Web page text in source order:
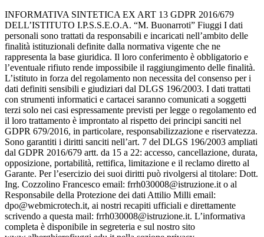
INFORMATIVA SINTETICA EX ART 13 GDPR 2016/679
DELL’ISTITUTO I.P.S.S.E.O.A. “M. Buonarroti” Fiuggi I dati
personali sono trattati da responsabili e incaricati nell’ambito delle
finalità istituzionali definite dalla normativa vigente che ne
rappresenta la base giuridica. Il loro conferimento è obbligatorio e
l’eventuale rifiuto rende impossibile il raggiungimento delle finalità.
L’istituto in forza del regolamento non necessita del consenso per i
dati definiti sensibili e giudiziari dal DLGS 196/2003. I dati trattati
con strumenti informatici e cartacei saranno comunicati a soggetti
terzi solo nei casi espressamente previsti per legge o regolamento ed
il loro trattamento è improntato al rispetto dei principi sanciti nel
GDPR 679/2016, in particolare, responsabilizzazione e riservatezza.
Sono garantiti i diritti sanciti nell’art. 7 del DLGS 196/2003 ampliati
dal GDPR 2016/679 artt. da 15 a 22: accesso, cancellazione, durata,
opposizione, portabilità, rettifica, limitazione e il reclamo diretto al
Garante. Per l’esercizio dei suoi diritti può rivolgersi al titolare: Dott.
Ing. Cozzolino Francesco email: frrh030008@istruzione.it o al
Responsabile della Protezione dei dati Attilio Milli email:
dpo@webmicrotech.it, ai nostri recapiti ufficiali e direttamente
scrivendo a questa mail: frrh030008@istruzione.it. L’informativa
completa è disponibile in segreteria e sul nostro sito